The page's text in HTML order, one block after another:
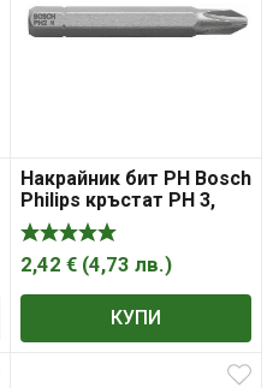
Накрайник бит PH Bosch
Philips кръстат PH 3,
1/4″, 51 мм, Extra Hard
2,42 € (4,73 лв.)
КУПИ